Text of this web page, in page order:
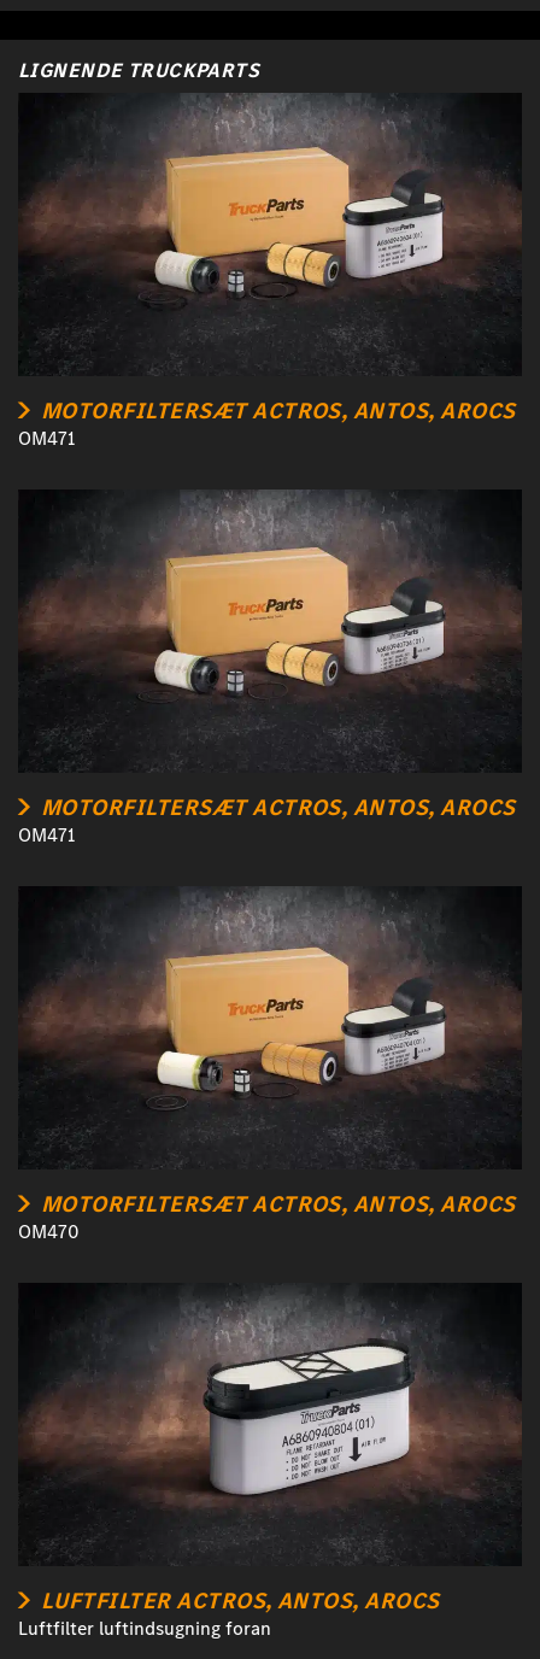
LIGNENDE TRUCKPARTS
MOTORFILTERSÆT ACTROS, ANTOS, AROCS
OM471
MOTORFILTERSÆT ACTROS, ANTOS, AROCS
OM471
MOTORFILTERSÆT ACTROS, ANTOS, AROCS
OM470
LUFTFILTER ACTROS, ANTOS, AROCS
Luftfilter luftindsugning foran